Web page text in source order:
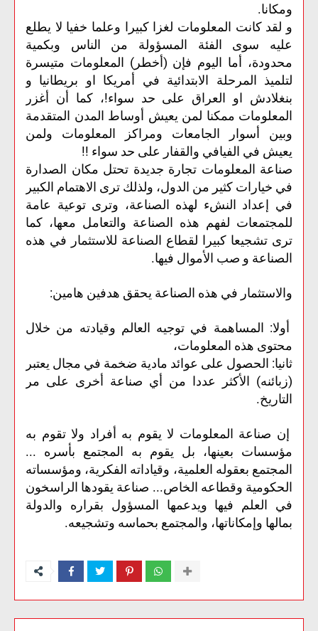
ومكانا.
و لقد كانت المعلومات لغزا كبيرا وعلما خفيا لا يطلع
عليه سوى الفئة المسؤولة من الناس وبكمية
محدودة، أما اليوم فإن (أخطر) المعلومات متيسرة
لتلميذ المرحلة الابتدائية في أمريكا او بريطانيا و
بنغلادش او العراق على حد سواء!، كما أن أغزر
المعلومات ممكنا لمن يعيش أوساط المدن المتقدمة
وبين أسوار الجامعات ومراكز المعلومات ولمن
يعيش في الفيافي والقفار على حد سواء !!
صناعة المعلومات تجارة جديدة تحتل مكان الصدارة
في خيارات كثير من الدول، ولذلك ترى الاهتمام الكبير
في إعداد النشء لهذه الصناعة، وترى توعية عامة
للمجتمعات لفهم هذه الصناعة والتعامل معها، كما
ترى تشجيعا كبيرا لقطاع الصناعة للاستثمار في هذه
الصناعة و صب الأموال فيها.
والاستثمار في هذه الصناعة يحقق هدفين هامين:
أولا: المساهمة في توجيه العالم وقيادته من خلال
محتوى هذه المعلومات،
ثانيا: الحصول على عوائد مادية ضخمة في مجال يعتبر
(زبائنه) الأكثر عددا من أي صناعة أخرى على مر
التاريخ.
إن صناعة المعلومات لا يقوم به أفراد ولا تقوم به
مؤسسات بعينها، بل يقوم به المجتمع بأسره ...
المجتمع بعقوله العلمية، وقياداته الفكرية، ومؤسساته
الحكومية وقطاعه الخاص... صناعة يقودها الراسخون
في العلم فيها ويدعمها المسؤول بقراره والدولة
بمالها وإمكاناتها، والمجتمع بحماسه وتشجيعه.